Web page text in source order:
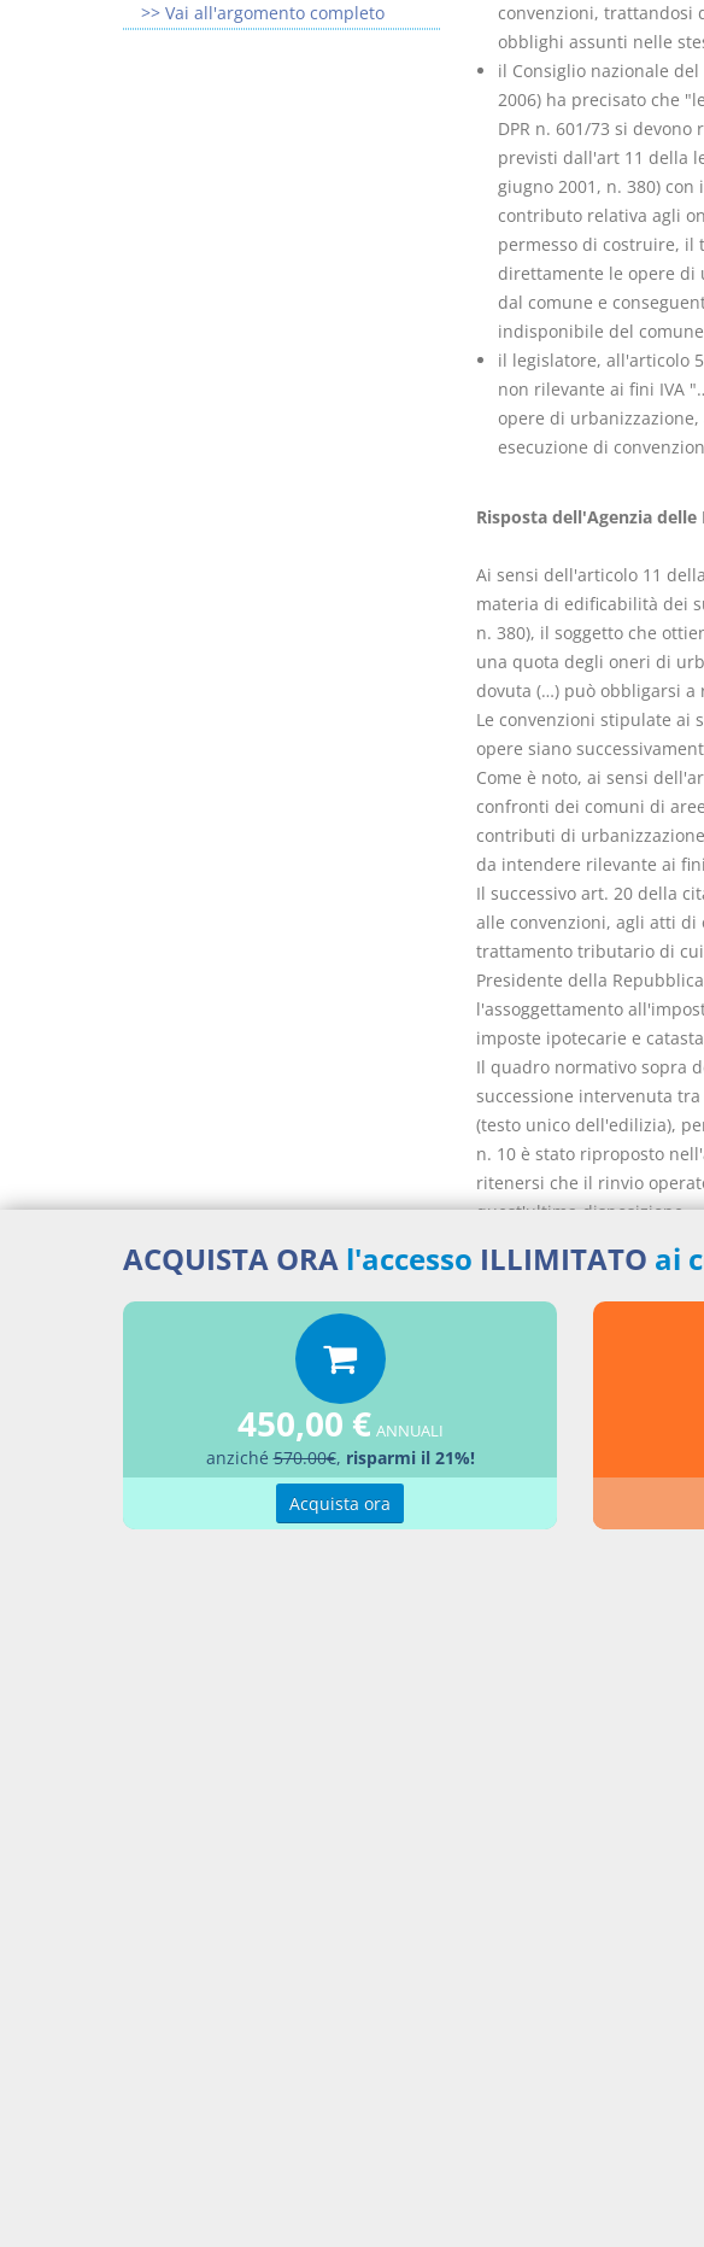
convenzioni, trattandosi
obblighi assunti nelle
il Consiglio nazionale
2006) ha precisato che
DPR n. 601/73 si
previsti dall'art 11 della
giugno 2001, n. 380)
contributo relativa agli
permesso di costruire, il
direttamente le opere di
dal comune e
indisponibile del
il legislatore, all'articolo
non rilevante ai fini IVA
opere di
esecuzione di
Risposta dell'Agenzia delle
Ai sensi dell'articolo 11
materia di edificabilità dei
n. 380), il soggetto che
una quota degli oneri di
dovuta (…) può obbligarsi
Le convenzioni stipulate ai
opere siano
Come è noto, ai sensi
confronti dei comuni di
contributi di
da intendere rilevante ai
Il successivo art. 20 della
alle convenzioni, agli atti
trattamento tributario di
Presidente della
l'assoggettamento
imposte ipotecarie e
Il quadro normativo sopra
successione intervenuta tra
(testo unico dell'edilizia),
n. 10 è stato riproposto
ritenersi che il rinvio
quest'ultima disposizione.
società costruttrice
scomputo degli oneri di
espressamente
comune ai sensi
del DPR n. 380 del 2001)
convenzione, può
Si ricorda, infatti, che con
n. 250666, si è precisato
genericamente le
inteso comprendere in
>> Vai all'argomento completo
ACQUISTA ORA l'accesso ILLIMITATO ai
450,00 € ANNUALI
anziché570.00€, risparmi il 21%!
Acquista ora